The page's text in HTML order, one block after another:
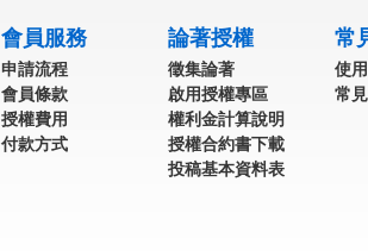
會員服務
申請流程
會員條款
授權費用
付款方式
論著授權
徵集論著
啟用授權專區
權利金計算說明
授權合約書下載
投稿基本資料表
常
使
常